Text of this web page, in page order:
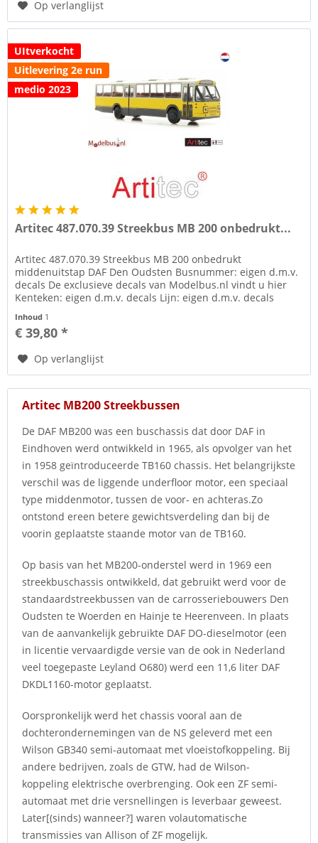
Op verlanglijst
UItverkocht
Uitlevering 2e run
medio 2023
Artitec 487.070.39 Streekbus MB 200 onbedrukt...
Artitec 487.070.39 Streekbus MB 200 onbedrukt
middenuitstap DAF Den Oudsten Busnummer: eigen d.m.v.
decals De exclusieve decals van Modelbus.nl vindt u hier
Kenteken: eigen d.m.v. decals Lijn: eigen d.m.v. decals
Inhoud 1
€ 39,80 *
Op verlanglijst
Artitec MB200 Streekbussen
De DAF MB200 was een buschassis dat door DAF in
Eindhoven werd ontwikkeld in 1965, als opvolger van het
in 1958 geïntroduceerde TB160 chassis. Het belangrijkste
verschil was de liggende underfloor motor, een speciaal
type middenmotor, tussen de voor- en achteras.Zo
ontstond ereen betere gewichtsverdeling dan bij de
voorin geplaatste staande motor van de TB160.
Op basis van het MB200-onderstel werd in 1969 een
streekbuschassis ontwikkeld, dat gebruikt werd voor de
standaardstreekbussen van de carrosseriebouwers Den
Oudsten te Woerden en Hainje te Heerenveen. In plaats
van de aanvankelijk gebruikte DAF DO-dieselmotor (een
in licentie vervaardigde versie van de ook in Nederland
veel toegepaste Leyland O680) werd een 11,6 liter DAF
DKDL1160-motor geplaatst.
Oorspronkelijk werd het chassis vooral aan de
dochterondernemingen van de NS geleverd met een
Wilson GB340 semi-automaat met vloeistofkoppeling. Bij
andere bedrijven, zoals de GTW, had de Wilson-
koppeling elektrische overbrenging. Ook een ZF semi-
automaat met drie versnellingen is leverbaar geweest.
Later[(sinds) wanneer?] waren volautomatische
transmissies van Allison of ZF mogelijk.